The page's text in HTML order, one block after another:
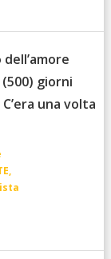
giorni
una volta
,